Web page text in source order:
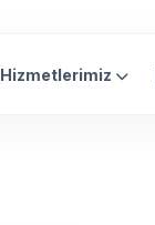
Hizmetlerimiz